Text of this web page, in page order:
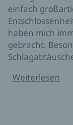
einfach
haben mich
gebracht.
Weiterlesen